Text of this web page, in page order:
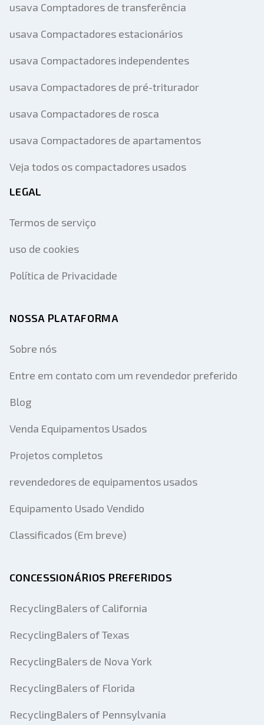
usava Comptadores de transferência
usava Compactadores estacionários
usava Compactadores independentes
usava Compactadores de pré-triturador
usava Compactadores de rosca
usava Compactadores de apartamentos
Veja todos os compactadores usados
LEGAL
Termos de serviço
uso de cookies
Política de Privacidade
NOSSA PLATAFORMA
Sobre nós
Entre em contato com um revendedor preferido
Blog
Venda Equipamentos Usados
Projetos completos
revendedores de equipamentos usados
Equipamento Usado Vendido
Classificados (Em breve)
CONCESSIONÁRIOS PREFERIDOS
RecyclingBalers of California
RecyclingBalers of Texas
RecyclingBalers de Nova York
RecyclingBalers of Florida
RecyclingBalers of Pennsylvania